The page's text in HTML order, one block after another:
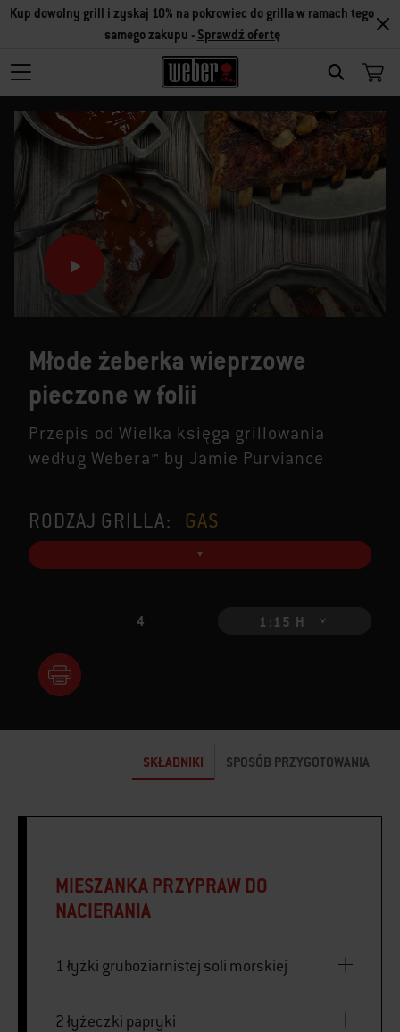
SEARCH
Kup dowolny grill i zyskaj 10% na pokrowiec do grilla w ramach tego
samego zakupu - Sprawdź ofertę
Młode żeberka wieprzowe
pieczone w folii
Przepis od Wielka księga grillowania
według Webera™ by Jamie Purviance
RODZAJ GRILLA: GAS
4 1:15 H
SKŁADNIKI SPOSÓB PRZYGOTOWANIA
MIESZANKA PRZYPRAW DO
NACIERANIA
1 łyżki gruboziarnistej soli morskiej
2 łyżeczki papryki